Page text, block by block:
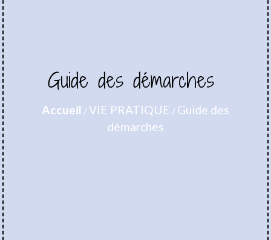
Guide des démarches
Accueil /VIE PRATIQUE / Guide des
démarches